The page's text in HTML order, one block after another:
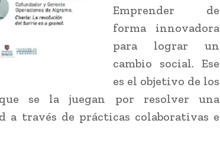
Emprender de
forma innovadora
para lograr un
cambio social. Ese
es el objetivo de los
que se la juegan por resolver una
a través de prácticas colaborativas e